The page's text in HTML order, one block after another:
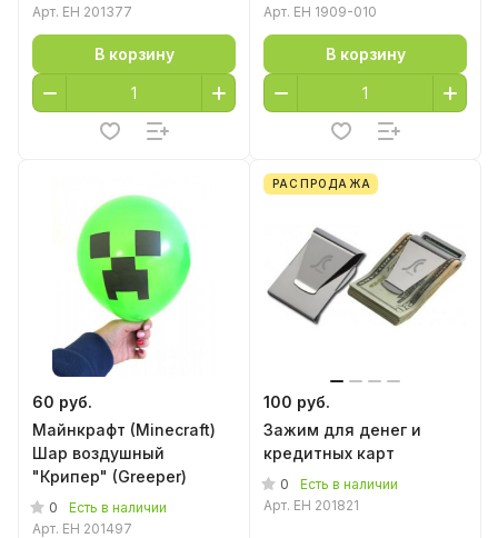
Арт. EH 201377
В корзину
Арт. EH 1909-010
В корзину
60 руб.
Майнкрафт (Minecraft)
Шар воздушный
"Крипер" (Greeper)
0
Есть в наличии
Арт. EH 201497
РАСПРОДАЖА
100 руб.
Зажим для денег и
кредитных карт
0
Есть в наличии
Арт. EH 201821